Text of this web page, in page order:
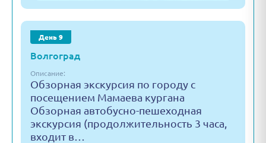
День 9
Волгоград
Описание:
Обзорная экскурсия по городу с
посещением Мамаева кургана
Обзорная автобусно-пешеходная
экскурсия (продолжительность 3 часа,
входит в…